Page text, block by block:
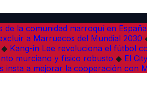
de la comunidad marroquí en
a Marruecos del Mundial 2030
◆ Kang-in Lee revoluciona el fútbol
murciano y físico robusto ◆ El
insta a mejorar la cooperación con